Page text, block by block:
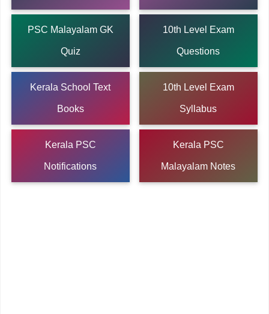
PSC Malayalam GK
Quiz
10th Level Exam
Questions
Kerala School Text
Books
10th Level Exam
Syllabus
Kerala PSC
Notifications
Kerala PSC
Malayalam Notes